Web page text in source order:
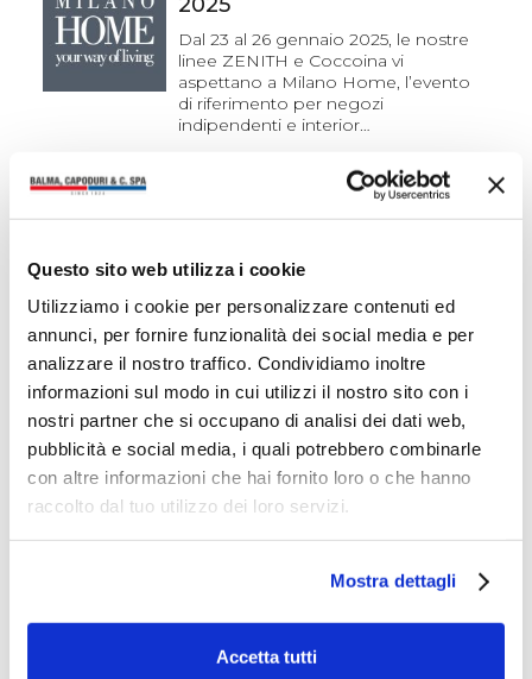
Questo sito web utilizza i cookie
Utilizziamo i cookie per personalizzare contenuti ed
annunci, per fornire funzionalità dei social media e per
analizzare il nostro traffico. Condividiamo inoltre
informazioni sul modo in cui utilizzi il nostro sito con i
nostri partner che si occupano di analisi dei dati web,
pubblicità e social media, i quali potrebbero combinarle
con altre informazioni che hai fornito loro o che hanno
raccolto dal tuo utilizzo dei loro servizi.
Mostra dettagli
Accetta tutti
Dal 23 al 26 gennaio 2025, le nostre
linee ZENITH e Coccoina vi
aspettano a Milano Home, l’evento
di riferimento per negozi
indipendenti e interior…
FIERE
BIG BUYER 2023
Torna l’appuntamento annuale per i
grandi compratori italiani ed esteri del
settore cartoleria, ufficio, scuola,
festa, regalo e creatività. Una vetrina
d’eccellenza per il nostro…
BIG BUYER 2022
Torna l’appuntamento annuale per i